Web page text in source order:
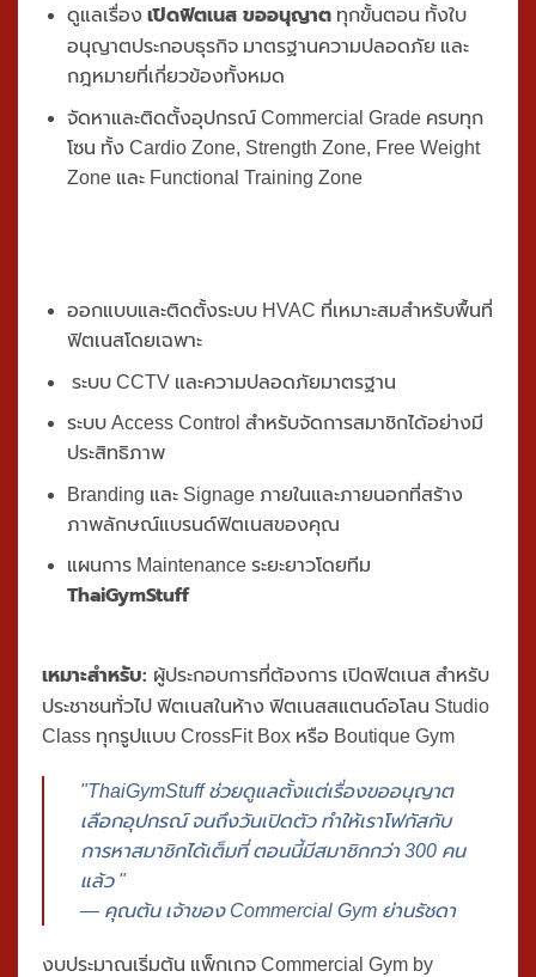
ดูแลเรื่อง เปิดฟิตเนส ขออนุญาตทุกขั้นตอน ทั้งใบ
อนุญาตประกอบธุรกิจ มาตรฐานความปลอดภัย และ
กฎหมายที่เกี่ยวข้องทั้งหมด
จัดหาและติดตั้งอุปกรณ์ Commercial Grade ครบทุก
โซน ทั้ง Cardio Zone, Strength Zone, Free Weight
Zone และ Functional Training Zone
ออกแบบและติดตั้งระบบ HVAC ที่เหมาะสมสำหรับพื้นที่
ฟิตเนสโดยเฉพาะ
ระบบ CCTV และความปลอดภัยมาตรฐาน
ระบบ Access Control สำหรับจัดการสมาชิกได้อย่างมี
ประสิทธิภาพ
Branding และ Signage ภายในและภายนอกที่สร้าง
ภาพลักษณ์แบรนด์ฟิตเนสของคุณ
แผนการ Maintenance ระยะยาวโดยทีม
ThaiGymStuff
เหมาะสำหรับ: ผู้ประกอบการที่ต้องการ เปิดฟิตเนส สำหรับ
ประชาชนทั่วไป ฟิตเนสในห้าง ฟิตเนสสแตนด์อโลน Studio
Class ทุกรูปแบบ CrossFit Box หรือ Boutique Gym
"ThaiGymStuff ช่วยดูแลตั้งแต่เรื่องขออนุญาต
เลือกอุปกรณ์ จนถึงวันเปิดตัว ทำให้เราโฟกัสกับ
การหาสมาชิกได้เต็มที่ ตอนนี้มีสมาชิกกว่า 300 คน
แล้ว "
— คุณต้น เจ้าของ Commercial Gym ย่านรัชดา
งบประมาณเริ่มต้น แพ็กเกจ Commercial Gym by